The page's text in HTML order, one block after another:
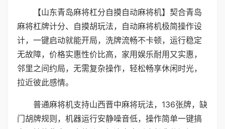
【山东青岛麻将杠分自摸自动麻将机】契合青岛
麻将杠牌计分、自摸胡玩法，自动麻将机极简操作设
计，一键启动就能开局，洗牌流畅不卡顿，运行稳定
无故障，价格实惠性价比高，家用娱乐耐用又实惠，
邻里之间约局，无需复杂操作，轻松畅享休闲时光，
拉近彼此感情。
普通麻将机支持山西晋中麻将玩法，136张牌，缺
门胡牌规则，机器运行安静噪音低，操作简单一键搞